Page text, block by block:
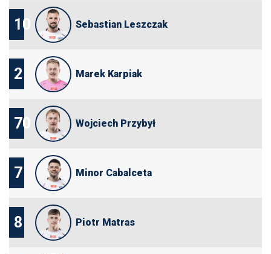
10 Sebastian Leszczak
2 Marek Karpiak
70 Wojciech Przybył
7 Minor Cabalceta
8 Piotr Matras